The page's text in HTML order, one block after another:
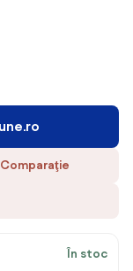
Comparaţie
În stoc